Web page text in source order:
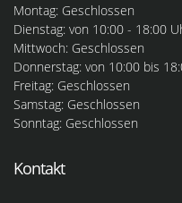
Montag: Geschlossen
Dienstag: von 10:00 - 18:00
Mittwoch: Geschlossen
Donnerstag: von 10:00 bis
Freitag: Geschlossen
Samstag: Geschlossen
Sonntag: Geschlossen
Kontakt